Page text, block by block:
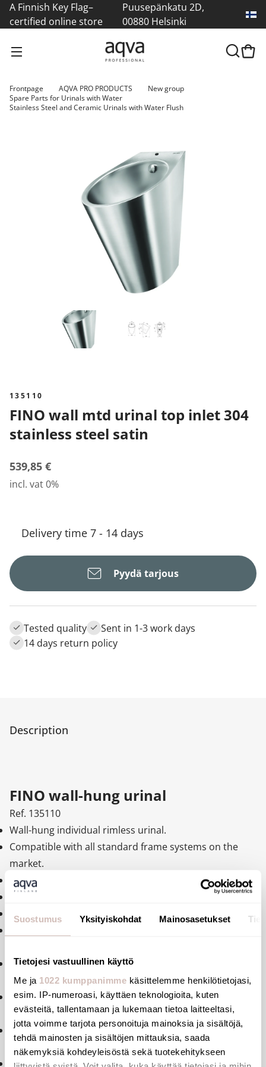
Suostumus Yksityiskohdat Mainosasetukset
Tietojesi vastuullinen käyttö
Me ja 1022 kumppanimme käsittelemme henkilötietojasi,
esim. IP-numeroasi, käyttäen teknologioita, kuten
evästeitä, tallentamaan ja lukemaan tietoa laitteeltasi,
jotta voimme tarjota personoituja mainoksia ja sisältöjä,
tehdä mainosten ja sisältöjen mittauksia, saada
näkemyksiä kohdeyleisöstä sekä tuotekehitykseen
A Finnish Key Flag–
certified online store
Puusepänkatu 2D,
00880 Helsinki
Frontpage AQVA PRO PRODUCTS
New group
Spare Parts for Urinals with Water
Stainless Steel and Ceramic Urinals with Water Flush
135110
FINO wall mtd urinal top inlet 304
stainless steel satin
539,85 €
incl. vat 0%
Delivery time 7 - 14 days
Pyydä tarjous
Tested quality
Sent in 1-3 work days
14 days return policy
Description
FINO wall-hung urinal
Ref. 135110
Wall-hung individual rimless urinal.
Compatible with all standard frame systems on the
market.
Bacteriostatic 304 stainless steel. Polished satin finish.
Top (exposed) water inlet.
Quick and easy to install from the front thanks to a
stainless steel mounting frame.
Supplied with a 1½" P trap. Supplied with fixing
elements.
CE marked. Complies with European standard EN
13407 for 2L flush.
Weight: 3.5kg.